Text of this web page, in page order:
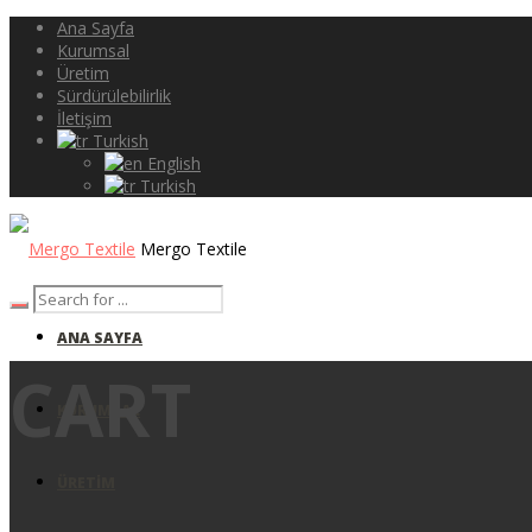
Ana Sayfa
Kurumsal
Üretim
Sürdürülebilirlik
İletişim
Turkish
English
Turkish
Mergo Textile
ANA SAYFA
CART